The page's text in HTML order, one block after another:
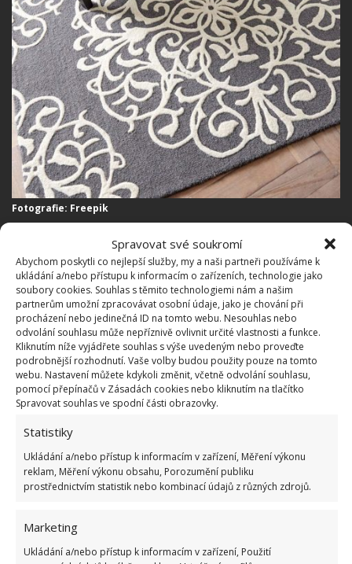
Spravovat své soukromí
Abychom poskytli co nejlepší služby, my a naši partneři používáme k
ukládání a/nebo přístupu k informacím o zařízeních, technologie jako
soubory cookies. Souhlas s těmito technologiemi nám a našim
partnerům umožní zpracovávat osobní údaje, jako je chování při
procházení nebo jedinečná ID na tomto webu. Nesouhlas nebo
odvolání souhlasu může nepříznivě ovlivnit určité vlastnosti a funkce.
Kliknutím níže vyjádřete souhlas s výše uvedeným nebo proveďte
podrobnější rozhodnutí. Vaše volby budou použity pouze na tomto
webu. Nastavení můžete kdykoli změnit, včetně odvolání souhlasu,
pomocí přepínačů v Zásadách cookies nebo kliknutím na tlačítko
Spravovat souhlas ve spodní části obrazovky.
Statistiky
Ukládání a/nebo přístup k informacím v zařízení, Měření výkonu
reklam, Měření výkonu obsahu, Porozumění publiku
prostřednictvím statistik nebo kombinací údajů z různých zdrojů.
Marketing
Ukládání a/nebo přístup k informacím v zařízení, Použití
Fotografie: Freepik
Suché čištění koberce
Koberec důkladně vyluxujte
Poté nasypte rovnoměrně jedlou sodu na koberec
(pokud budete chtít, aby koberec i voněl, přidejte
do jedlé sody i pár kapek esenciálního oleje nebo
sodu smíchejte se sušenými bylinami: například
Nechte sodu alespoň hodinu až dvě působit
(můžete i přes noc), poté koberec opět důkladně
vyluxujte. Je možné, že budete muset postup brzy
zopakovat, zejména u starších koberců
Tip: máte-li na koberci nějaké mapy/skvrny, vetřete